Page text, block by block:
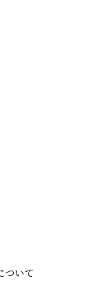
ついて